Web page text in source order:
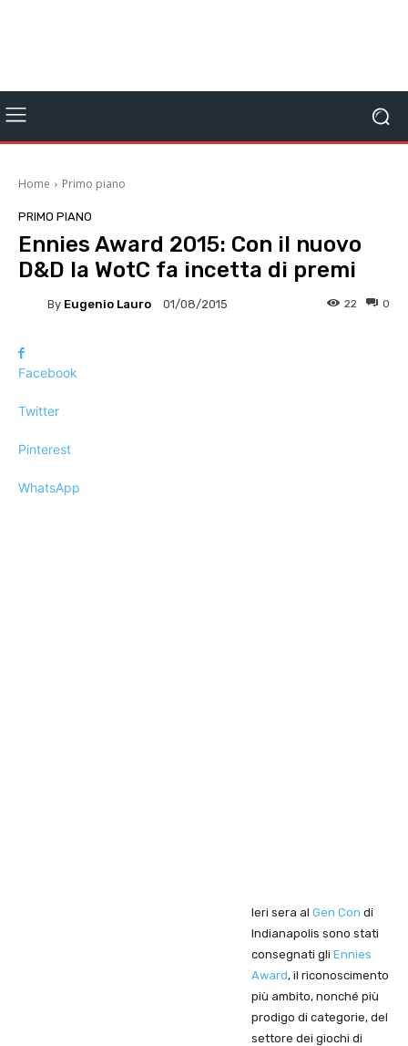
Home Primo piano
PRIMO PIANO
Ennies Award 2015: Con il nuovo
D&D la WotC fa incetta di premi
By Eugenio Lauro 01/08/2015 0
22
Facebook
Twitter
Pinterest
WhatsApp
Ieri sera al Gen Con di
Indianapolis sono stati
consegnati gli Ennies
Award, il riconoscimento
più ambito, nonché più
prodigo di categorie, del
settore dei giochi di